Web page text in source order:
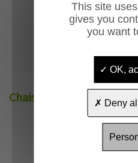
Chaises pliantes Tango
This site
gives you
you want
OK,
Deny